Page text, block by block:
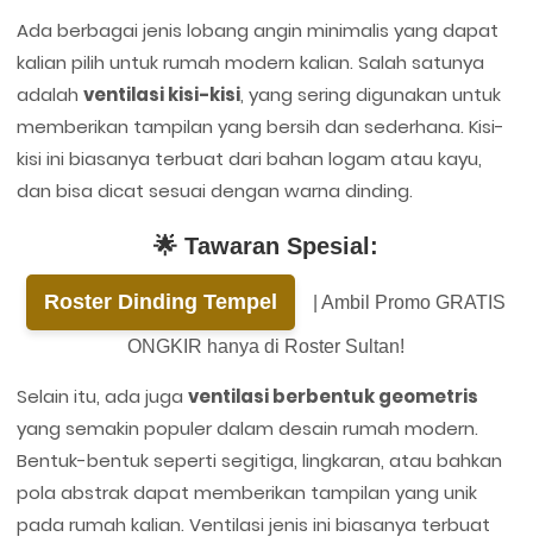
Ada berbagai jenis lobang angin minimalis yang dapat
kalian pilih untuk rumah modern kalian. Salah satunya
adalah ventilasi kisi-kisi, yang sering digunakan untuk
memberikan tampilan yang bersih dan sederhana. Kisi-
kisi ini biasanya terbuat dari bahan logam atau kayu,
dan bisa dicat sesuai dengan warna dinding.
🌟 Tawaran Spesial:
Roster Dinding Tempel | Ambil Promo GRATIS
ONGKIR hanya di Roster Sultan!
Selain itu, ada juga ventilasi berbentuk geometris
yang semakin populer dalam desain rumah modern.
Bentuk-bentuk seperti segitiga, lingkaran, atau bahkan
pola abstrak dapat memberikan tampilan yang unik
pada rumah kalian. Ventilasi jenis ini biasanya terbuat